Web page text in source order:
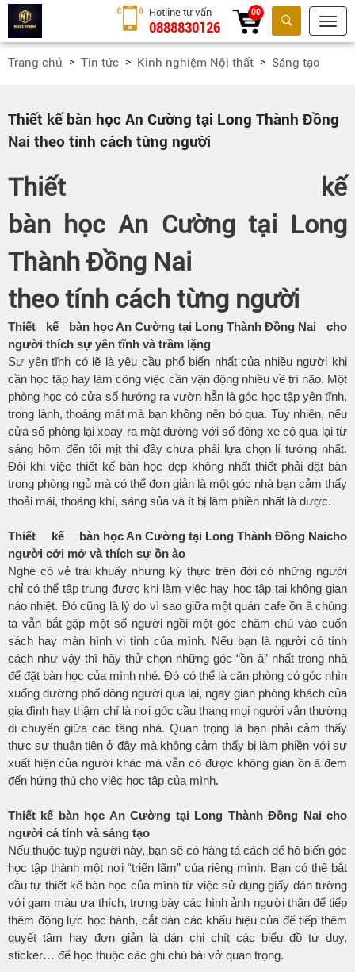
Tìm kiếm
Hotline tư vấn
0888830126
00
Trang chủ Tin tức Kinh nghiệm Nội thất Sáng tạo
Thiết kế bàn học An Cường tại Long Thành Đồng
Nai theo tính cách từng người
Thiết kế
bàn học An Cường tại Long
Thành Đồng Nai
theo tính cách từng người
Thiết kế bàn học An Cường tại Long Thành Đồng Nai cho
người thích sự yên tĩnh và trầm lặng
Sự yên tĩnh có lẽ là yêu cầu phổ biến nhất của nhiều người khi
cần học tập hay làm công việc cần vận động nhiều về trí não. Một
phòng học có cửa sổ hướng ra vườn hẳn là góc học tập yên tĩnh,
trong lành, thoáng mát mà bạn không nên bỏ qua. Tuy nhiên, nếu
cửa sổ phòng lại xoay ra mặt đường với số đông xe cộ qua lại từ
sáng hôm đến tối mịt thì đây chưa phải lựa chọn lí tưởng nhất.
Đôi khi việc thiết kế bàn học đẹp không nhất thiết phải đặt bàn
trong phòng ngủ mà có thể đơn giản là một góc nhà bạn cảm thấy
thoải mái, thoáng khí, sáng sủa và ít bị làm phiền nhất là được.
Thiết kế bàn học An Cường tại Long Thành Đồng Naicho
người cởi mở và thích sự ồn ào
Nghe có vẻ trái khuấy nhưng kỳ thực trên đời có những người
chỉ có thể tập trung được khi làm việc hay học tập tại không gian
náo nhiệt. Đó cũng là lý do vì sao giữa một quán cafe ồn ã chúng
ta vẫn bắt gặp một số người ngồi một góc chăm chú vào cuốn
sách hay màn hình vi tính của mình. Nếu bạn là người có tính
cách như vậy thì hãy thử chọn những góc “ồn ã” nhất trong nhà
để đặt bàn học của mình nhé. Đó có thể là căn phòng có góc nhìn
xuống đường phố đông người qua lại, ngay gian phòng khách của
gia đình hay thậm chí là nơi góc cầu thang mọi người vẫn thường
di chuyển giữa các tầng nhà. Quan trọng là bạn phải cảm thấy
thực sự thuận tiện ở đây mà không cảm thấy bị làm phiền với sự
xuất hiện của người khác mà vẫn có được không gian ồn ã đem
đến hứng thú cho việc học tập của mình.
Thiết kế bàn học An Cường tại Long Thành Đồng Nai cho
người cá tính và sáng tạo
Nếu thuộc tuýp người này, bạn sẽ có hàng tá cách để hô biến góc
học tập thành một nơi “triển lãm” của riêng mình. Bạn có thể bắt
đầu tự thiết kế bàn học của mình từ việc sử dụng giấy dán tường
với gam màu ưa thích, trưng bày các hình ảnh người thân để tiếp
thêm động lực học hành, cắt dán các khẩu hiệu của để tiếp thêm
quyết tâm hay đơn giản là dán chi chít các biểu đồ tư duy,
sticker… để học thuộc các ghi chú bài vở quan trọng.